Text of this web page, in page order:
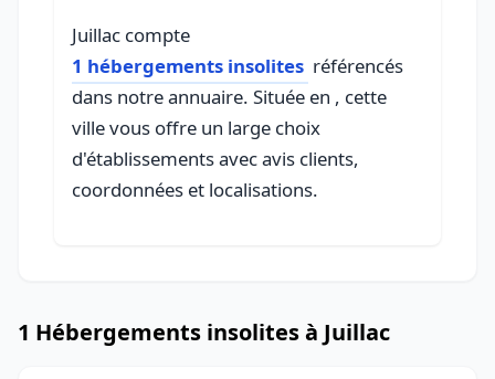
Juillac compte
1 hébergements insolites référencés
dans notre annuaire. Située en , cette
ville vous offre un large choix
d'établissements avec avis clients,
coordonnées et localisations.
1 Hébergements insolites à Juillac